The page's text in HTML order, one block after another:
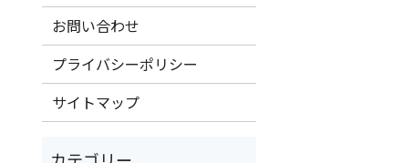
お問い合わせ
プライバシーポリシー
サイトマップ